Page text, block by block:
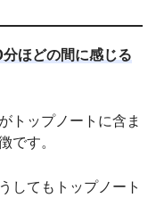
ほどの間に感じる
トップノートに含ま
です。
してもトップノート